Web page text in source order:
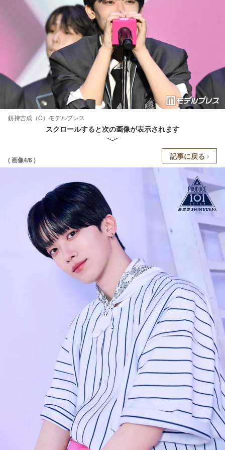
釼持吉成（C）モデルプレス
スクロールすると次の画像が表示されます
( 画像4/6 ) 記事に戻る